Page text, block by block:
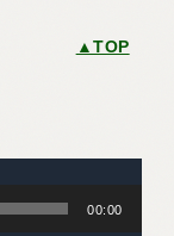
▲TOP
00:00